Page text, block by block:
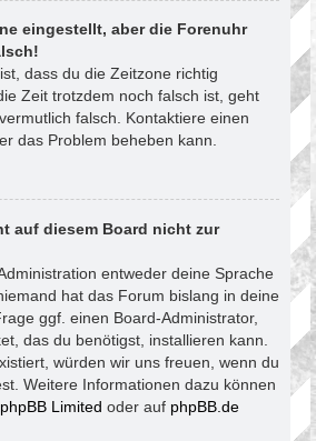
eingestellt, aber die Forenuhr
dass du die Zeitzone richtig
Zeit trotzdem noch falsch ist, geht
falsch. Kontaktiere einen
das Problem beheben kann.
auf diesem Board nicht zur
entweder deine Sprache
hat das Forum bislang in deine
ggf. einen Board-Administrator,
das du benötigst, installieren kann.
würden wir uns freuen, wenn du
Weitere Informationen dazu können
phpBB Limited oder auf phpBB.de